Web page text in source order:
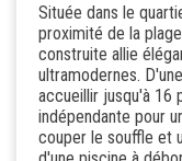
Située dans le
proximité de la
construite allie
ultramodernes.
accueillir jusqu'à 16
indépendante pour
couper le souffle et